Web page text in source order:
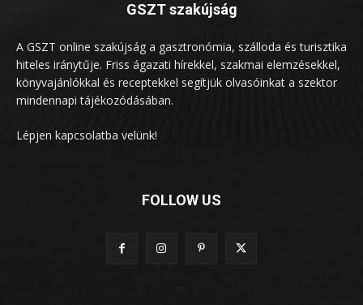
GSZT szakújság
A GSZT online szakújság a gasztronómia, szálloda és turisztika
hiteles iránytűje. Friss ágazati hírekkel, szakmai elemzésekkel,
könyvajánlókkal és receptekkel segítjük olvasóinkat a szektor
mindennapi tájékozódásában.
Lépjen kapcsolatba velünk!
FOLLOW US